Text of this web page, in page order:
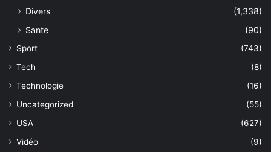
Divers
(1,338)
Sante
(90)
Sport
(743)
Tech
(8)
Technologie
(16)
Uncategorized
(55)
USA
(627)
Vidéo
(9)